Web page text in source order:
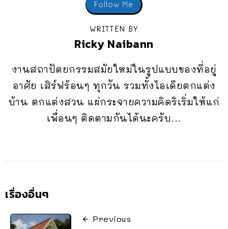
Follow Me
WRITTEN BY
Ricky Naibann
งานสถาปัตยกรรมสมัยใหม่ในรูปแบบของที่อยู่
อาศัย เสิร์ฟร้อนๆ ทุกวัน รวมทั้งไอเดียตกแต่ง
บ้าน ตกแต่งสวน แผ่กระจายความคิดริเริ่มให้แก่
เพื่อนๆ ติดตามกันได้นะครับ...
เรื่องอื่นๆ
Previous